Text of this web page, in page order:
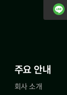
주요 안내
회사 소개